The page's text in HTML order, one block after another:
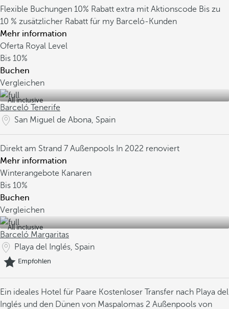
Flexible Buchungen 10% Rabatt extra mit Aktionscode Bis zu
10 % zusätzlicher Rabatt für my Barceló-Kunden
Mehr information
Oferta Royal Level
Bis 10%
Buchen
Vergleichen
All inclusive
Barceló Tenerife
San Miguel de Abona, Spain
Direkt am Strand 7 Außenpools In 2022 renoviert
Mehr information
Winterangebote Kanaren
Bis 10%
Buchen
Vergleichen
All inclusive
Barceló Margaritas
Playa del Inglés, Spain
Empfohlen
Ein ideales Hotel für Paare Kostenloser Transfer nach Playa del
Inglés und den Dünen von Maspalomas 2 Außenpools von